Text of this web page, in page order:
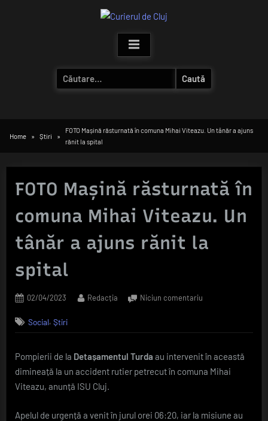
Caută
după:
Home Știri
FOTO Mașină răsturnată în comuna Mihai Viteazu. Un tânăr a ajuns
rănit la spital
FOTO Mașină răsturnată în
comuna Mihai Viteazu. Un
tânăr a ajuns rănit la
spital
Posted
02/04/2023 By
Redacția Niciun comentariu
răsturnată
comuna
Mihai
tânăr
Social, Știri
Pompierii de la Detașamentul Turda au intervenit în această
dimineață la un accident rutier petrecut în comuna Mihai
Viteazu, anunță ISU Cluj.
Apelul de urgență a venit în jurul orei 06:20, iar la misiune au